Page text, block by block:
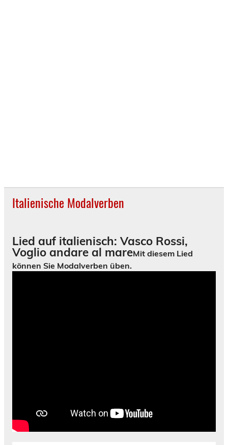
Italienische Modalverben
Lied auf italienisch: Vasco Rossi,
Voglio andare al mareMit diesem Lied
können Sie Modalverben üben.